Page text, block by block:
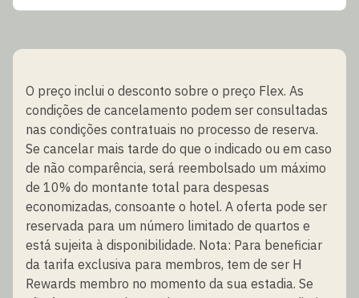
O preço inclui o desconto sobre o preço Flex. As
condições de cancelamento podem ser consultadas
nas condições contratuais no processo de reserva.
Se cancelar mais tarde do que o indicado ou em caso
de não comparência, será reembolsado um máximo
de 10% do montante total para despesas
economizadas, consoante o hotel. A oferta pode ser
reservada para um número limitado de quartos e
está sujeita à disponibilidade. Nota: Para beneficiar
da tarifa exclusiva para membros, tem de ser H
Rewards membro no momento da sua estadia. Se